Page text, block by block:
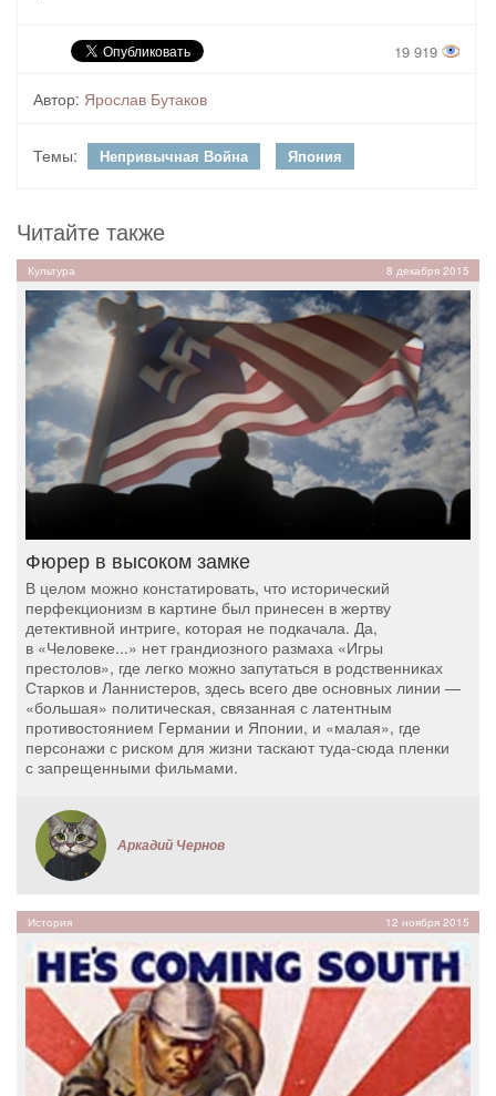
19 919
Автор: Ярослав Бутаков
Темы: Непривычная Война Япония
Читайте также
Культура 8 декабря 2015
Фюрер в высоком замке
В целом можно констатировать, что исторический
перфекционизм в картине был принесен в жертву
детективной интриге, которая не подкачала. Да,
в «Человеке...» нет грандиозного размаха «Игры
престолов», где легко можно запутаться в родственниках
Старков и Ланнистеров, здесь всего две основных линии —
«большая» политическая, связанная с латентным
противостоянием Германии и Японии, и «малая», где
персонажи с риском для жизни таскают туда-сюда пленки
с запрещенными фильмами.
Аркадий Чернов
История 12 ноября 2015